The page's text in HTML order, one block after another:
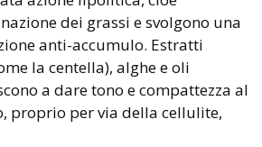
dei grassi e svolgono una
anti-accumulo. Estratti
la centella), alghe e oli
a dare tono e compattezza al
proprio per via della cellulite,